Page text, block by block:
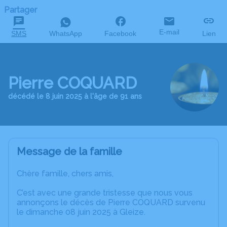
Partager
SMS WhatsApp Facebook E-mail Lien
Pierre COQUARD
décédé le 8 juin 2025 à l'âge de 91 ans
Message de la famille
Chère famille, chers amis,
C’est avec une grande tristesse que nous vous
annonçons le décès de Pierre COQUARD survenu
le dimanche 08 juin 2025 à Gleize.